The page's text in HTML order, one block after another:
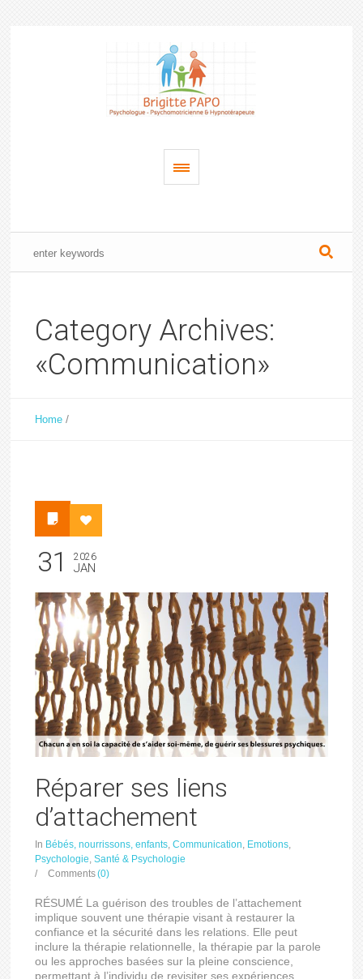
Category Archives:
«Communication»
Home /
31 2026
JAN
Réparer ses liens
d’attachement
In Bébés, nourrissons, enfants,Communication, Emotions,
Psychologie,Santé & Psychologie
/
Comments(0)
RÉSUMÉ La guérison des troubles de l’attachement
implique souvent une thérapie visant à restaurer la
confiance et la sécurité dans les relations. Elle peut
inclure la thérapie relationnelle, la thérapie par la parole
ou les approches basées sur la pleine conscience,
permettant à l’individu de revisiter ses expériences